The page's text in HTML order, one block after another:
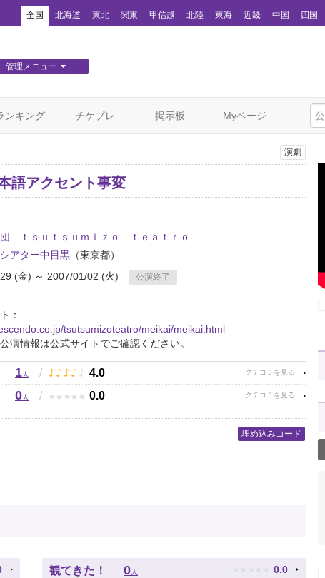
全国 北海道 東北 関東 甲信越 北陸 東海 近畿 中国 四国
管理メニュー
ンキング チケプレ 掲示板 Myページ
演劇
語アクセント事変
ｔｓｕｔｓｕｍｉｚｏ ｔｅａｔｒｏ
アター中目黒 （東京都）
(金) ～ 2007/01/02 (火)
公演終了
：
tsutsumizoteatro/meikai/meikai.html
演情報は公式サイトでご確認ください。
1人 / ♪ ♪ ♪ ♪ ♪ 4.0
0人 / ★ ★ ★ ★ ★ 0.0
埋め込みコード
観てきた！ 0 人 ★ ★ ★ ★ ★ 0.0